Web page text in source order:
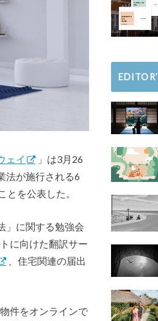
ェイ
」は3月26
法が施行される6
を公表した。
」に関する勉強会
に向けた翻訳サー
、住宅関連の届出
件をオンラインで